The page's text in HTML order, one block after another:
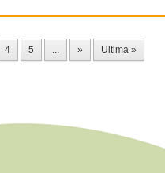
4 5 ... » Ultima »